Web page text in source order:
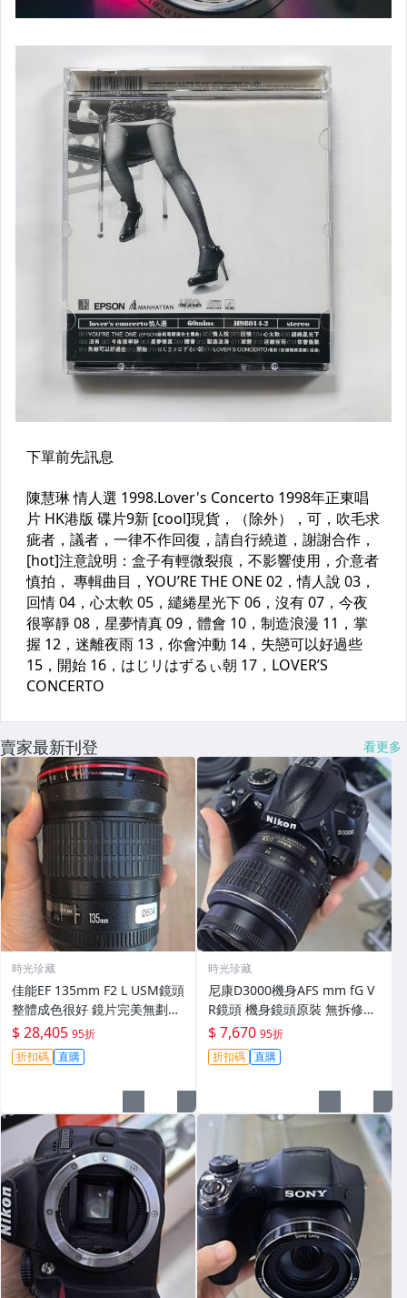
賣家最新刊登 看更多
時光珍藏
佳能EF 135mm F2 L USM鏡頭
整體成色很好 鏡片完美無劃痕
功能一切正常 無拆修無-3430
$ 28,405 95折
折扣碼 直購
時光珍藏
尼康D3000機身AFS mm fG V
R鏡頭 機身鏡頭原裝 無拆修無
翻新 有輕微使用痕跡 鏡頭-34
30
$ 7,670 95折
折扣碼 直購